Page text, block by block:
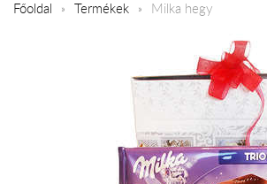
Főoldal Termékek Milka hegy